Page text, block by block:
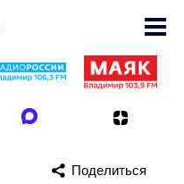
Поделиться